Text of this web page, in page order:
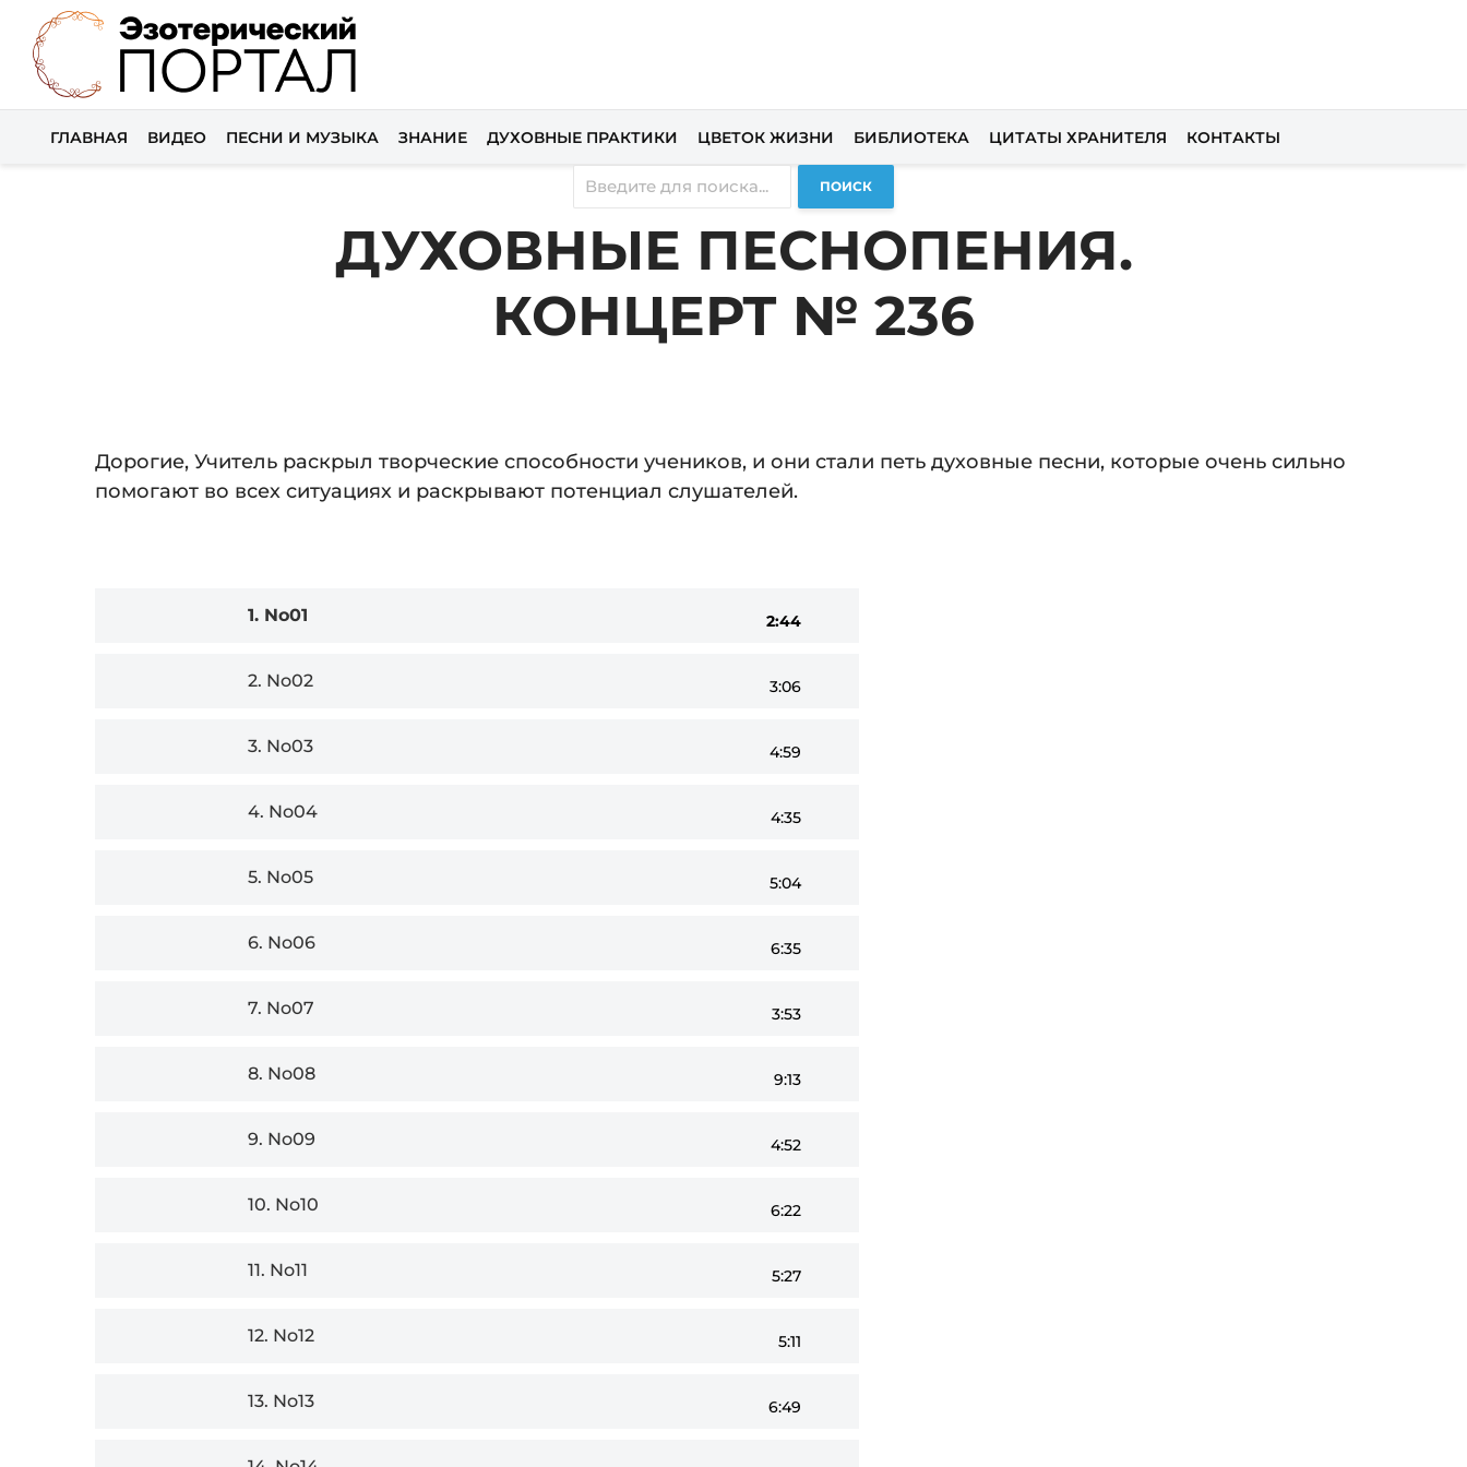
ГЛАВНАЯ ВИДЕО ПЕСНИ И МУЗЫКА ЗНАНИЕ ДУХОВНЫЕ ПРАКТИКИ ЦВЕТОК ЖИЗНИ БИБЛИОТЕКА ЦИТАТЫ ХРАНИТЕЛЯ КОНТАКТЫ
ПОИСК
ДУХОВНЫЕ ПЕСНОПЕНИЯ.
КОНЦЕРТ № 236
Дорогие, Учитель раскрыл творческие способности учеников, и они стали петь духовные песни, которые очень сильно
помогают во всех ситуациях и раскрывают потенциал слушателей.
1. No01 2:44
2. No02 3:06
3. No03 4:59
4. No04 4:35
5. No05 5:04
6. No06 6:35
7. No07 3:53
8. No08 9:13
9. No09 4:52
10. No10 6:22
11. No11 5:27
12. No12 5:11
13. No13 6:49